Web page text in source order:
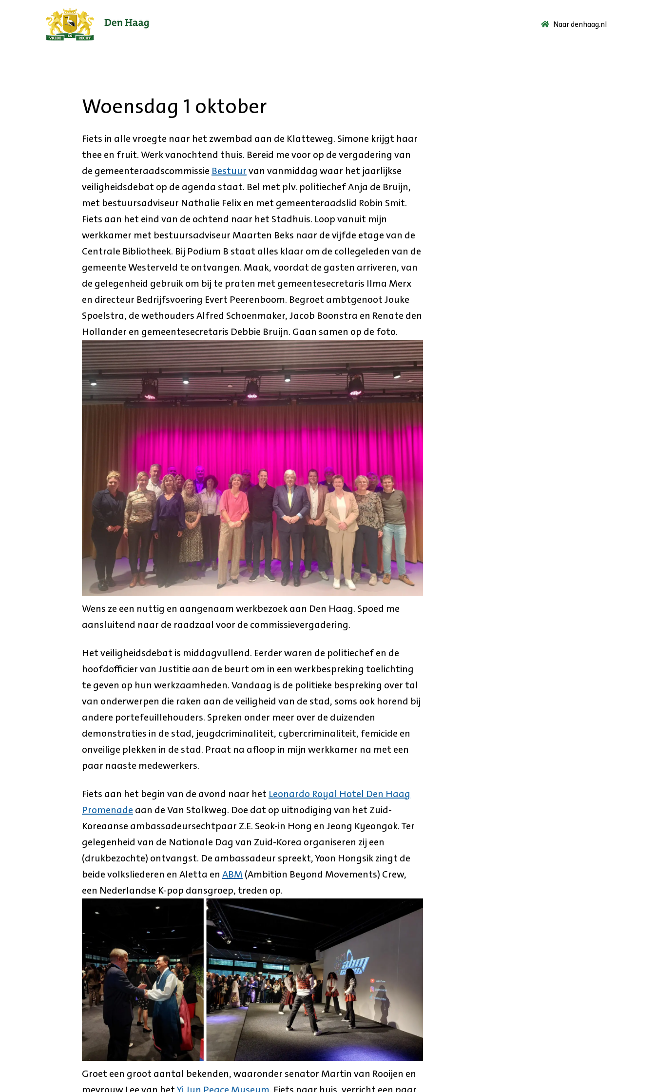
Ga
naar
Naar denhaag.nl
Woensdag 1 oktober
Fiets in alle vroegte naar het zwembad aan de Klatteweg. Simone krijgt haar
thee en fruit. Werk vanochtend thuis. Bereid me voor op de vergadering van
de gemeenteraadscommissie Bestuurvan vanmiddag waar het jaarlijkse
veiligheidsdebat op de agenda staat. Bel met plv. politiechef Anja de Bruijn,
met bestuursadviseur Nathalie Felix en met gemeenteraadslid Robin Smit.
Fiets aan het eind van de ochtend naar het Stadhuis. Loop vanuit mijn
werkkamer met bestuursadviseur Maarten Beks naar de vijfde etage van de
Centrale Bibliotheek. Bij Podium B staat alles klaar om de collegeleden van de
gemeente Westerveld te ontvangen. Maak, voordat de gasten arriveren, van
de gelegenheid gebruik om bij te praten met gemeentesecretaris Ilma Merx
en directeur Bedrijfsvoering Evert Peerenboom. Begroet ambtgenoot Jouke
Spoelstra, de wethouders Alfred Schoenmaker, Jacob Boonstra en Renate den
Hollander en gemeentesecretaris Debbie Bruijn. Gaan samen op de foto.
Wens ze een nuttig en aangenaam werkbezoek aan Den Haag. Spoed me
aansluitend naar de raadzaal voor de commissievergadering.
Het veiligheidsdebat is middagvullend. Eerder waren de politiechef en de
hoofdofficier van Justitie aan de beurt om in een werkbespreking toelichting
te geven op hun werkzaamheden. Vandaag is de politieke bespreking over tal
van onderwerpen die raken aan de veiligheid van de stad, soms ook horend bij
andere portefeuillehouders. Spreken onder meer over de duizenden
demonstraties in de stad, jeugdcriminaliteit, cybercriminaliteit, femicide en
onveilige plekken in de stad. Praat na afloop in mijn werkkamer na met een
paar naaste medewerkers.
Fiets aan het begin van de avond naar het Leonardo Royal Hotel Den Haag
Promenade aan de Van Stolkweg. Doe dat op uitnodiging van het Zuid-
Koreaanse ambassadeursechtpaar Z.E. Seok-in Hong en Jeong Kyeongok. Ter
gelegenheid van de Nationale Dag van Zuid-Korea organiseren zij een
(drukbezochte) ontvangst. De ambassadeur spreekt, Yoon Hongsik zingt de
beide volksliederen en Aletta en ABM (Ambition Beyond Movements) Crew,
een Nederlandse K-pop dansgroep, treden op.
Groet een groot aantal bekenden, waaronder senator Martin van Rooijen en